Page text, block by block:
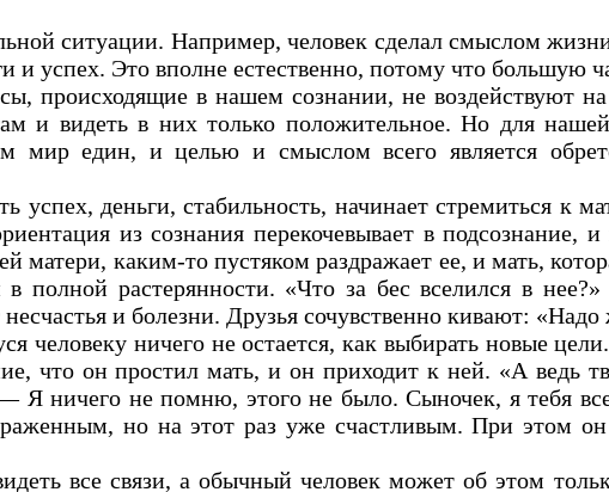
ситуации. Например, человек сделал смыслом
и успех. Это вполне естественно, потому что большую
происходящие в нашем сознании, не
и видеть в них только положительное. Но для
мир един, и целью и смыслом всего является
успех, деньги, стабильность, начинает стремиться
из сознания перекочевывает в подсознание,
матери, каким-то пустяком раздражает ее, и мать,
полной растерянности. «Что за бес вселился в
несчастья и болезни. Друзья сочувственно кивают:
человеку ничего не остается, как выбирать новые
что он простил мать, и он приходит к ней. «А ведь
Я ничего не помню, этого не было. Сыночек, я тебя
но на этот раз уже счастливым. При этом
все связи, а обычный человек может об этом